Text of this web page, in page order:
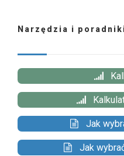
Narzędzia i
Jak
Jak